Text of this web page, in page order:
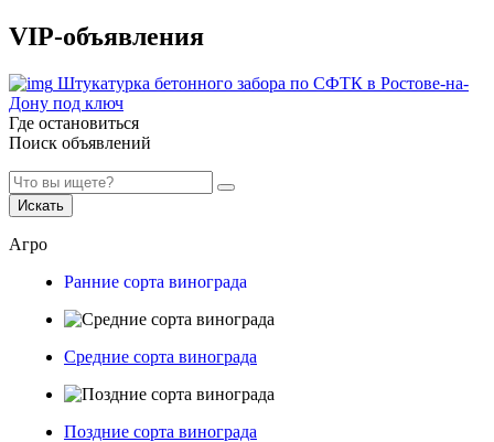
VIP-объявления
Штукатурка бетонного забора по СФТК в Ростове-на-
Дону под ключ
Где остановиться
Поиск объявлений
Искать
Агро
Ранние сорта винограда
Средние сорта винограда
Поздние сорта винограда